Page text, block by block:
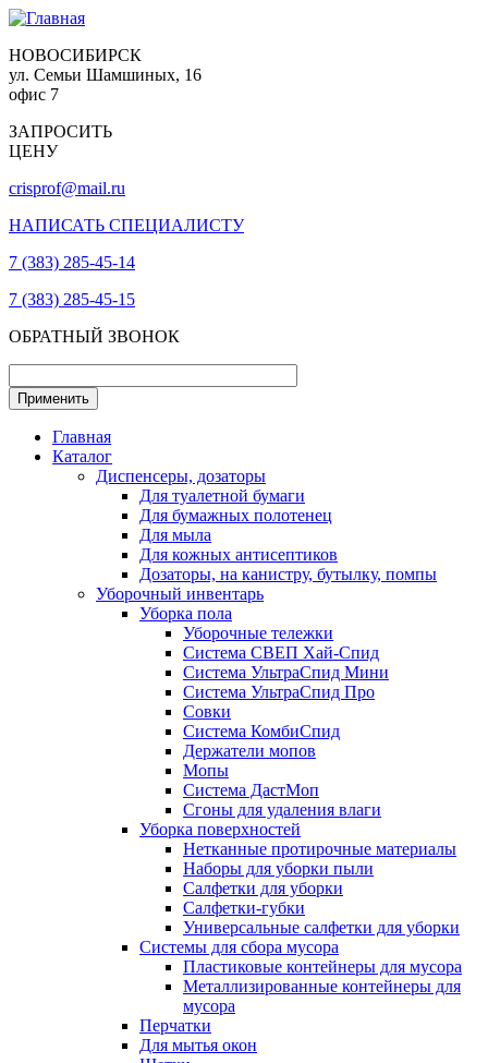
НОВОСИБИРСК
ул. Семьи Шамшиных, 16
офис 7
ЗАПРОСИТЬ
ЦЕНУ
crisprof@mail.ru
НАПИСАТЬ СПЕЦИАЛИСТУ
7 (383) 285-45-14
7 (383) 285-45-15
ОБРАТНЫЙ ЗВОНОК
Главная
Каталог
Диспенсеры, дозаторы
Для туалетной бумаги
Для бумажных полотенец
Для мыла
Для кожных антисептиков
Дозаторы, на канистру, бутылку, помпы
Уборочный инвентарь
Уборка пола
Уборочные тележки
Система СВЕП Хай-Спид
Система УльтраСпид Мини
Система УльтраСпид Про
Совки
Система КомбиСпид
Держатели мопов
Мопы
Система ДастМоп
Сгоны для удаления влаги
Уборка поверхностей
Нетканные протирочные материалы
Наборы для уборки пыли
Салфетки для уборки
Салфетки-губки
Универсальные салфетки для уборки
Системы для сбора мусора
Пластиковые контейнеры для мусора
Металлизированные контейнеры для
мусора
Перчатки
Для мытья окон